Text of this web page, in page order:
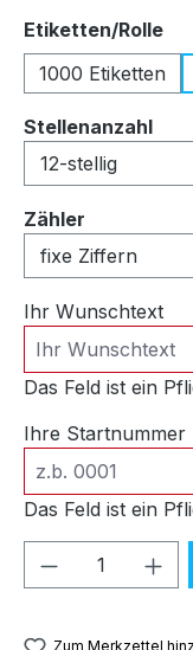
Etiketten/Rolle
1000 Etiketten
Stellenanzahl
Zähler
Ihr Wunschtext
Das Feld ist ein
Ihre Startnummer
Das Feld ist ein
Produkt
Zum Merkzettel